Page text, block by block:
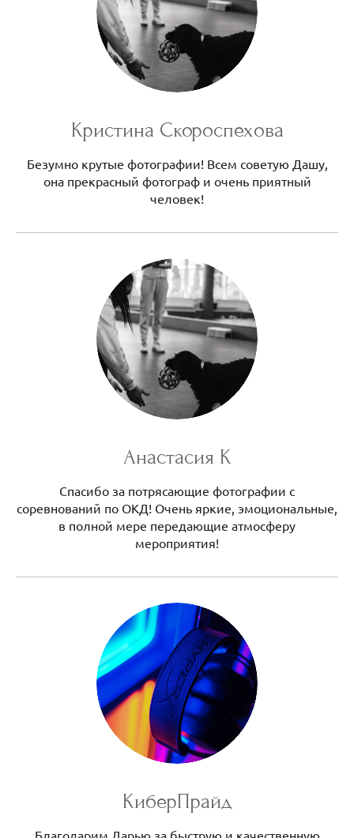
Кристина Скороспехова
Безумно крутые фотографии! Всем советую Дашу,
она прекрасный фотограф и очень приятный
человек!
Анастасия К
Спасибо за потрясающие фотографии с
соревнований по ОКД! Очень яркие, эмоциональные,
в полной мере передающие атмосферу
мероприятия!
КиберПрайд
Благодарим Дарью за быструю и качественную